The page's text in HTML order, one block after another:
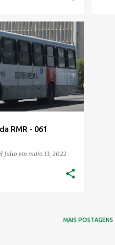
RMR - 061
Julioem maio 13, 2022
MAIS POSTAGENS